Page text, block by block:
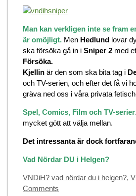
Man kan verkligen inte se fram
är omöjligt. Men Hedlund lovar
ska försöka gå in i Sniper 2 med
Försöka.
Kjellin är den som ska bita tag i
och TV-serien, och efter det få vi
gräva ned oss i våra privata
Spel, Comics, Film och TV-serier
mycket gött att välja mellan.
Det intressanta är dock
Vad Nördar DU i Helgen?
Categories
VNDiH? Tags
vad nördar du i helgen?,
Comments